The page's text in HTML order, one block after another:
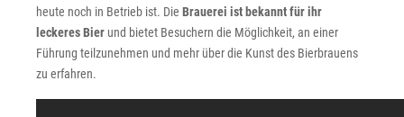
heute noch in Betrieb ist. Die Brauerei ist bekannt für ihr
leckeres Bier und bietet Besuchern die Möglichkeit, an einer
Führung teilzunehmen und mehr über die Kunst des Bierbrauens
zu erfahren.